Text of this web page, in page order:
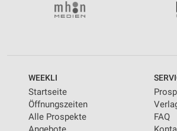
WEEKLI
Startseite
Öffnungszeiten
Alle Prospekte
FAQ